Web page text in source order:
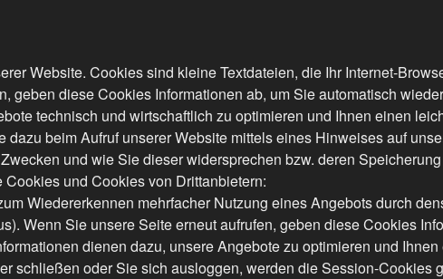
Website. Cookies sind kleine Textdateien, die Ihr Internet-
geben diese Cookies Informationen ab, um Sie automatisch
technisch und wirtschaftlich zu optimieren und Ihnen einen
beim Aufruf unserer Website mittels eines Hinweises auf
und wie Sie dieser widersprechen bzw. deren Speicherung
und Cookies von Drittanbietern:
Wiedererkennen mehrfacher Nutzung eines Angebots durch
Wenn Sie unsere Seite erneut aufrufen, geben diese Cookies
dienen dazu, unsere Angebote zu optimieren und
schließen oder Sie sich ausloggen, werden die Session-Cookies